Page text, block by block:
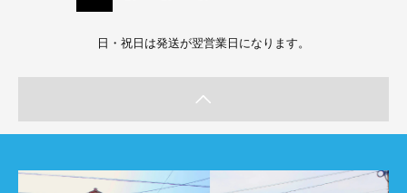
日・祝日は発送が翌営業日になります。